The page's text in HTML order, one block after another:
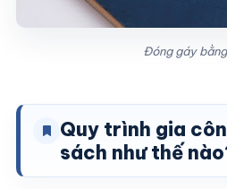
Đóng gáy
Quy trình gia
sách như thế